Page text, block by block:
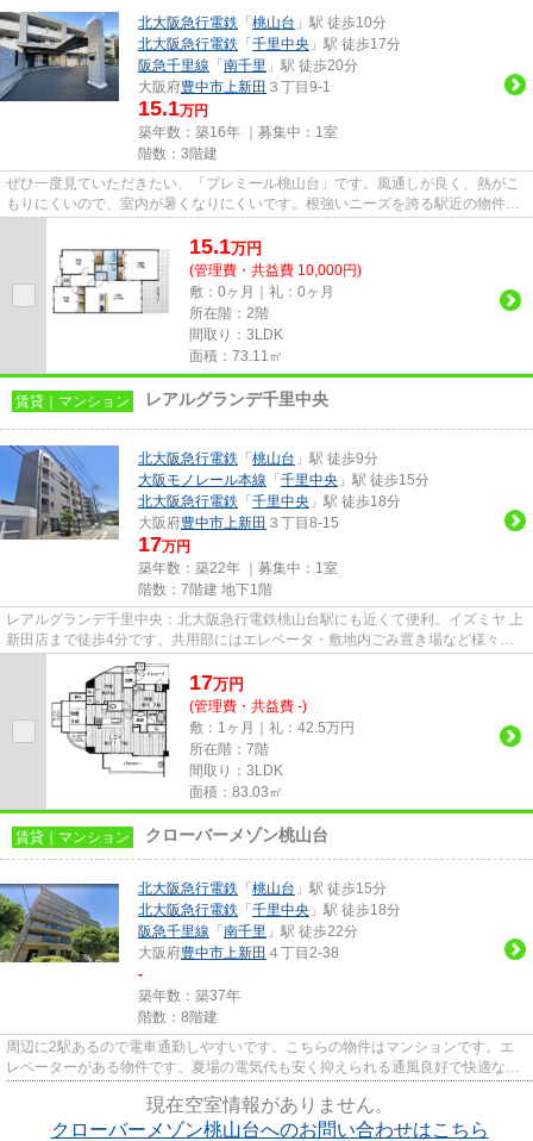
北大阪急行電鉄 「 桃山台 」駅 徒歩10分
北大阪急行電鉄 「 千里中央 」駅 徒歩17分
阪急千里線 「 南千里 」駅 徒歩20分
大阪府豊中市上新田 ３丁目9-1
15.1万円
築年数：築16年 ｜募集中： 1室
階数：3階建
ぜひ一度見ていただきたい、「プレミール桃山台」です。風通しが良く、熱がこ
もりにくいので、室内が暑くなりにくいです。根強いニーズを誇る駅近の物件と
15.1万円
(管理費・共益費 10,000円)
敷：0ヶ月｜礼：0ヶ月
所在階：2階
間取り：3LDK
面積：73.11㎡
賃貸｜マンション レアルグランデ千里中央
北大阪急行電鉄 「 桃山台 」駅 徒歩9分
大阪モノレール本線 「 千里中央 」駅 徒歩15分
北大阪急行電鉄 「 千里中央 」駅 徒歩18分
大阪府豊中市上新田 ３丁目8-15
17万円
築年数：築22年 ｜募集中： 1室
階数：7階建 地下1階
レアルグランデ千里中央：北大阪急行電鉄桃山台駅にも近くて便利。イズミヤ 上
新田店まで徒歩4分です。共用部にはエレベータ・敷地内ごみ置き場など様々な
設備やサービスが揃っている...
17万円
(管理費・共益費 -)
敷：1ヶ月｜礼：42.5万円
所在階：7階
間取り：3LDK
面積：83.03㎡
賃貸｜マンション クローバーメゾン桃山台
北大阪急行電鉄 「 桃山台 」駅 徒歩15分
北大阪急行電鉄 「 千里中央 」駅 徒歩18分
阪急千里線 「 南千里 」駅 徒歩22分
大阪府豊中市上新田 ４丁目2-38
-
築年数：築37年
階数：8階建
周辺に2駅あるので電車通勤しやすいです。こちらの物件はマンションです。エ
レベーターがある物件です。夏場の電気代も安く抑えられる通風良好で快適な物
現在空室情報がありません。
クローバーメゾン桃山台へのお問い合わせはこちら